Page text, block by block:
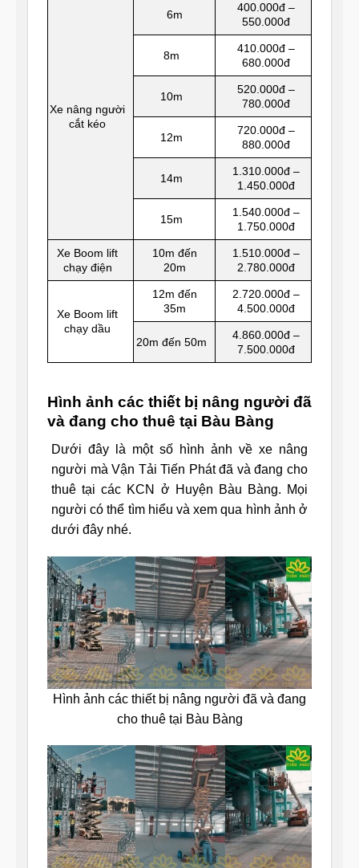
Xe nâng người
cắt kéo
6m
400.000đ –
550.000đ
8m
410.000đ –
680.000đ
10m
520.000đ –
780.000đ
12m
720.000đ –
880.000đ
14m
1.310.000đ –
1.450.000đ
15m
1.540.000đ –
1.750.000đ
Xe Boom lift
chạy điện
10m đến
20m
1.510.000đ –
2.780.000đ
Xe Boom lift
chạy dầu
12m đến
35m
2.720.000đ –
4.500.000đ
20m đến 50m
4.860.000đ –
7.500.000đ
Hình ảnh các thiết bị nâng người đã
và đang cho thuê tại Bàu Bàng
Dưới đây là một số hình ảnh về xe nâng
người mà Vận Tải Tiến Phát đã và đang cho
thuê tại các KCN ở Huyện Bàu Bàng. Mọi
người có thể tìm hiểu và xem qua hình ảnh ở
dưới đây nhé.
Hình ảnh các thiết bị nâng người đã và đang
cho thuê tại Bàu Bàng